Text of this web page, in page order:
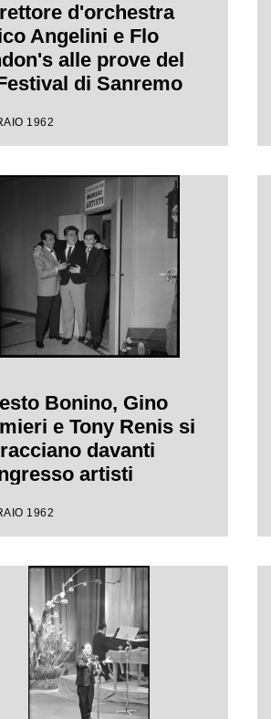
d'orchestra
Angelini e Flo
alle prove del
di Sanremo
1962
Bonino, Gino
e Tony Renis si
davanti
artisti
nei giorni del
1962